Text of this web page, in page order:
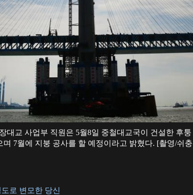
대교 사업부 직원은 5월8일 중철대교국이 건설한 후
며 7월에 지붕 공사를 할 예정이라고 밝혔다. [촬영/쉬
로 변모한 당신